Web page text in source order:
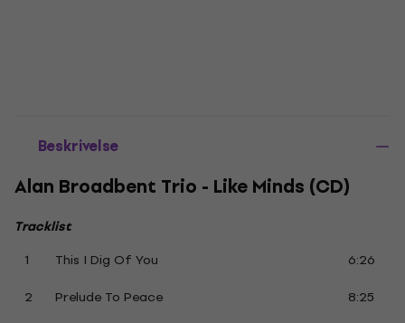
Beskrivelse
Alan Broadbent Trio - Like Minds (CD)
Tracklist
1
This I Dig Of You
6:26
2
Prelude To Peace
8:25